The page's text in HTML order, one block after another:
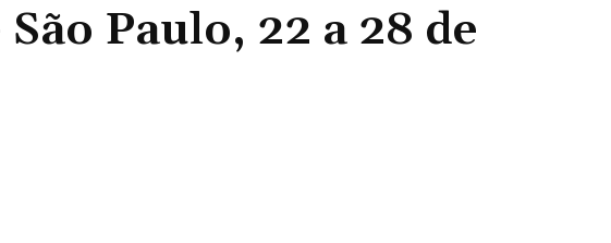
Paulo, 22 a 28 de